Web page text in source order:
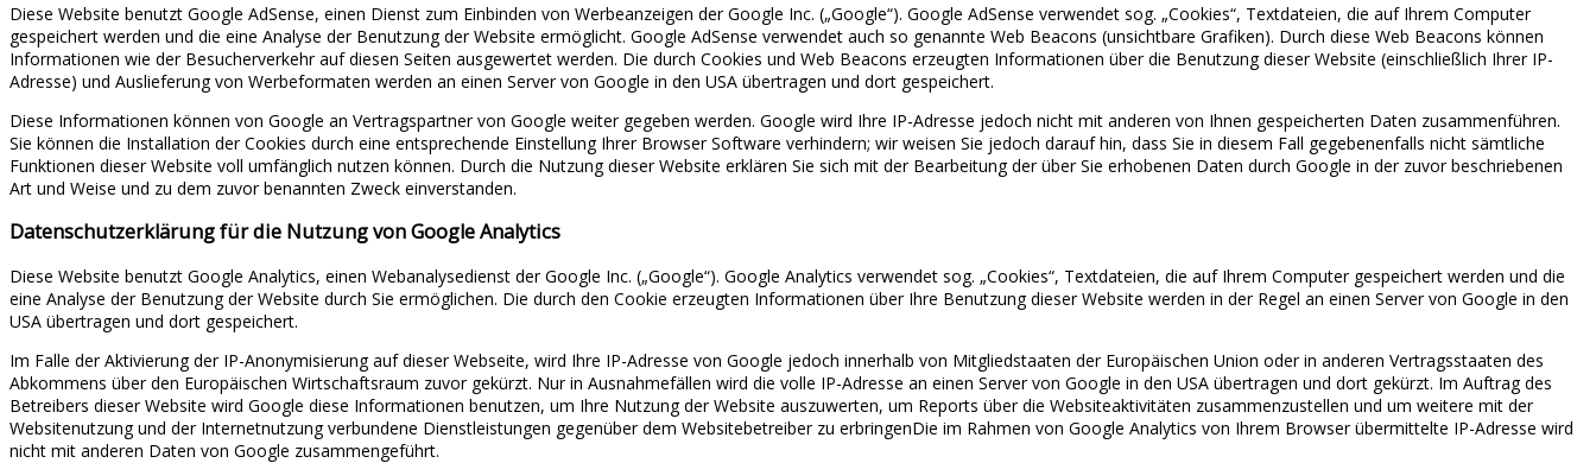
Diese Website benutzt Google AdSense, einen Dienst zum Einbinden von Werbeanzeigen der Google Inc. („Google“). Google AdSense verwendet sog. „Cookies“, Textdateien, die auf Ihrem Computer
gespeichert werden und die eine Analyse der Benutzung der Website ermöglicht. Google AdSense verwendet auch so genannte Web Beacons (unsichtbare Grafiken). Durch diese Web Beacons können
Informationen wie der Besucherverkehr auf diesen Seiten ausgewertet werden. Die durch Cookies und Web Beacons erzeugten Informationen über die Benutzung dieser Website (einschließlich Ihrer IP-
Adresse) und Auslieferung von Werbeformaten werden an einen Server von Google in den USA übertragen und dort gespeichert.
Diese Informationen können von Google an Vertragspartner von Google weiter gegeben werden. Google wird Ihre IP-Adresse jedoch nicht mit anderen von Ihnen gespeicherten Daten zusammenführen.
Sie können die Installation der Cookies durch eine entsprechende Einstellung Ihrer Browser Software verhindern; wir weisen Sie jedoch darauf hin, dass Sie in diesem Fall gegebenenfalls nicht sämtliche
Funktionen dieser Website voll umfänglich nutzen können. Durch die Nutzung dieser Website erklären Sie sich mit der Bearbeitung der über Sie erhobenen Daten durch Google in der zuvor beschriebenen
Art und Weise und zu dem zuvor benannten Zweck einverstanden.
Datenschutzerklärung für die Nutzung von Google Analytics
Diese Website benutzt Google Analytics, einen Webanalysedienst der Google Inc. („Google“). Google Analytics verwendet sog. „Cookies“, Textdateien, die auf Ihrem Computer gespeichert werden und die
eine Analyse der Benutzung der Website durch Sie ermöglichen. Die durch den Cookie erzeugten Informationen über Ihre Benutzung dieser Website werden in der Regel an einen Server von Google in den
USA übertragen und dort gespeichert.
Im Falle der Aktivierung der IP-Anonymisierung auf dieser Webseite, wird Ihre IP-Adresse von Google jedoch innerhalb von Mitgliedstaaten der Europäischen Union oder in anderen Vertragsstaaten des
Abkommens über den Europäischen Wirtschaftsraum zuvor gekürzt. Nur in Ausnahmefällen wird die volle IP-Adresse an einen Server von Google in den USA übertragen und dort gekürzt. Im Auftrag des
Betreibers dieser Website wird Google diese Informationen benutzen, um Ihre Nutzung der Website auszuwerten, um Reports über die Websiteaktivitäten zusammenzustellen und um weitere mit der
Websitenutzung und der Internetnutzung verbundene Dienstleistungen gegenüber dem Websitebetreiber zu erbringenDie im Rahmen von Google Analytics von Ihrem Browser übermittelte IP-Adresse wird
nicht mit anderen Daten von Google zusammengeführt.